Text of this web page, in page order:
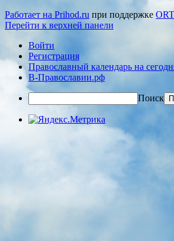
Работает на Prihod.ru при поддержке
Перейти к верхней панели
Войти
Регистрация
Православный календарь на
В-Православии.рф
Поиск